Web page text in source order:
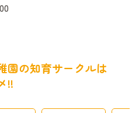
園の知育サークルは
!!